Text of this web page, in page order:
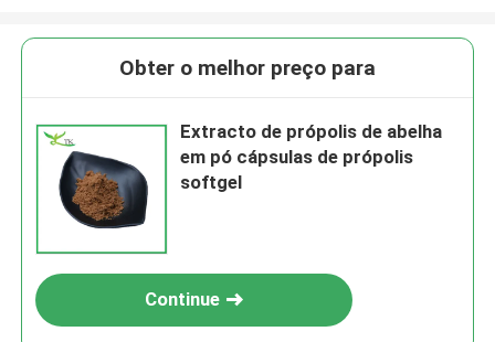
Obter o melhor preço para
Extracto de própolis de abelha
em pó cápsulas de própolis
softgel
Continue